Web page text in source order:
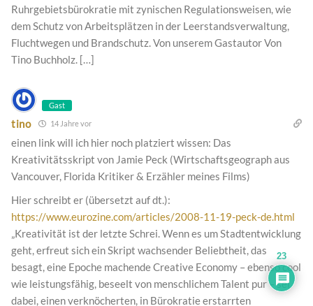
Ruhrgebietsbürokratie mit zynischen Regulationsweisen, wie
dem Schutz von Arbeitsplätzen in der Leerstandsverwaltung,
Fluchtwegen und Brandschutz. Von unserem Gastautor Von
Tino Buchholz. […]
Gast
tino 14 Jahre vor
einen link will ich hier noch platziert wissen: Das
Kreativitätsskript von Jamie Peck (Wirtschaftsgeograph aus
Vancouver, Florida Kritiker & Erzähler meines Films)
Hier schreibt er (übersetzt auf dt.):
https://www.eurozine.com/articles/2008-11-19-peck-de.html
„Kreativität ist der letzte Schrei. Wenn es um Stadtentwicklung
geht, erfreut sich ein Skript wachsender Beliebtheit, das
besagt, eine Epoche machende Creative Economy – ebenso cool
wie leistungsfähig, beseelt von menschlichem Talent pur – sei
dabei, einen verknöcherten, in Bürokratie erstarrten
23